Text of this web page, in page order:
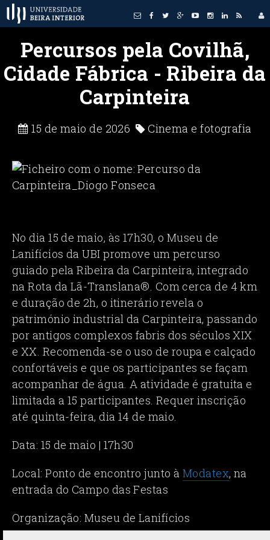
Percursos pela Covilhã,
Cidade Fábrica - Ribeira da
Carpinteira
15 de maio de 2026 Cinema e fotografia
No dia 15 de maio, às 17h30, o Museu de
Lanifícios da UBI promove um percurso
guiado pela Ribeira da Carpinteira, integrado
na Rota da Lã-Translana®. Com cerca de 4 km
e duração de 2h, o itinerário revela o
património industrial da Carpinteira, passando
por antigos complexos fabris dos séculos XIX
e XX. Recomenda-se o uso de roupa e calçado
confortáveis e que os participantes se façam
acompanhar de água. A atividade é gratuita e
limitada a 15 participantes. Requer inscrição
até quinta-feira, dia 14 de maio.
Data: 15 de maio | 17h30
Local: Ponto de encontro junto à Modatex, na
entrada do Campo das Festas
Organização: Museu de Lanifícios